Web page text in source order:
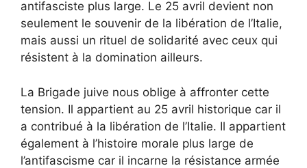
antifasciste plus large. Le 25 avril devient non
seulement le souvenir de la libération de l’Italie,
mais aussi un rituel de solidarité avec ceux qui
résistent à la domination ailleurs.
La Brigade juive nous oblige à affronter cette
tension. Il appartient au 25 avril historique car il
a contribué à la libération de l’Italie. Il appartient
également à l’histoire morale plus large de
l’antifascisme car il incarne la résistance armée